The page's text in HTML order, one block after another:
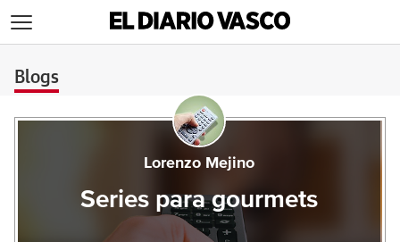
Blogs
Lorenzo Mejino
Series para gourmets